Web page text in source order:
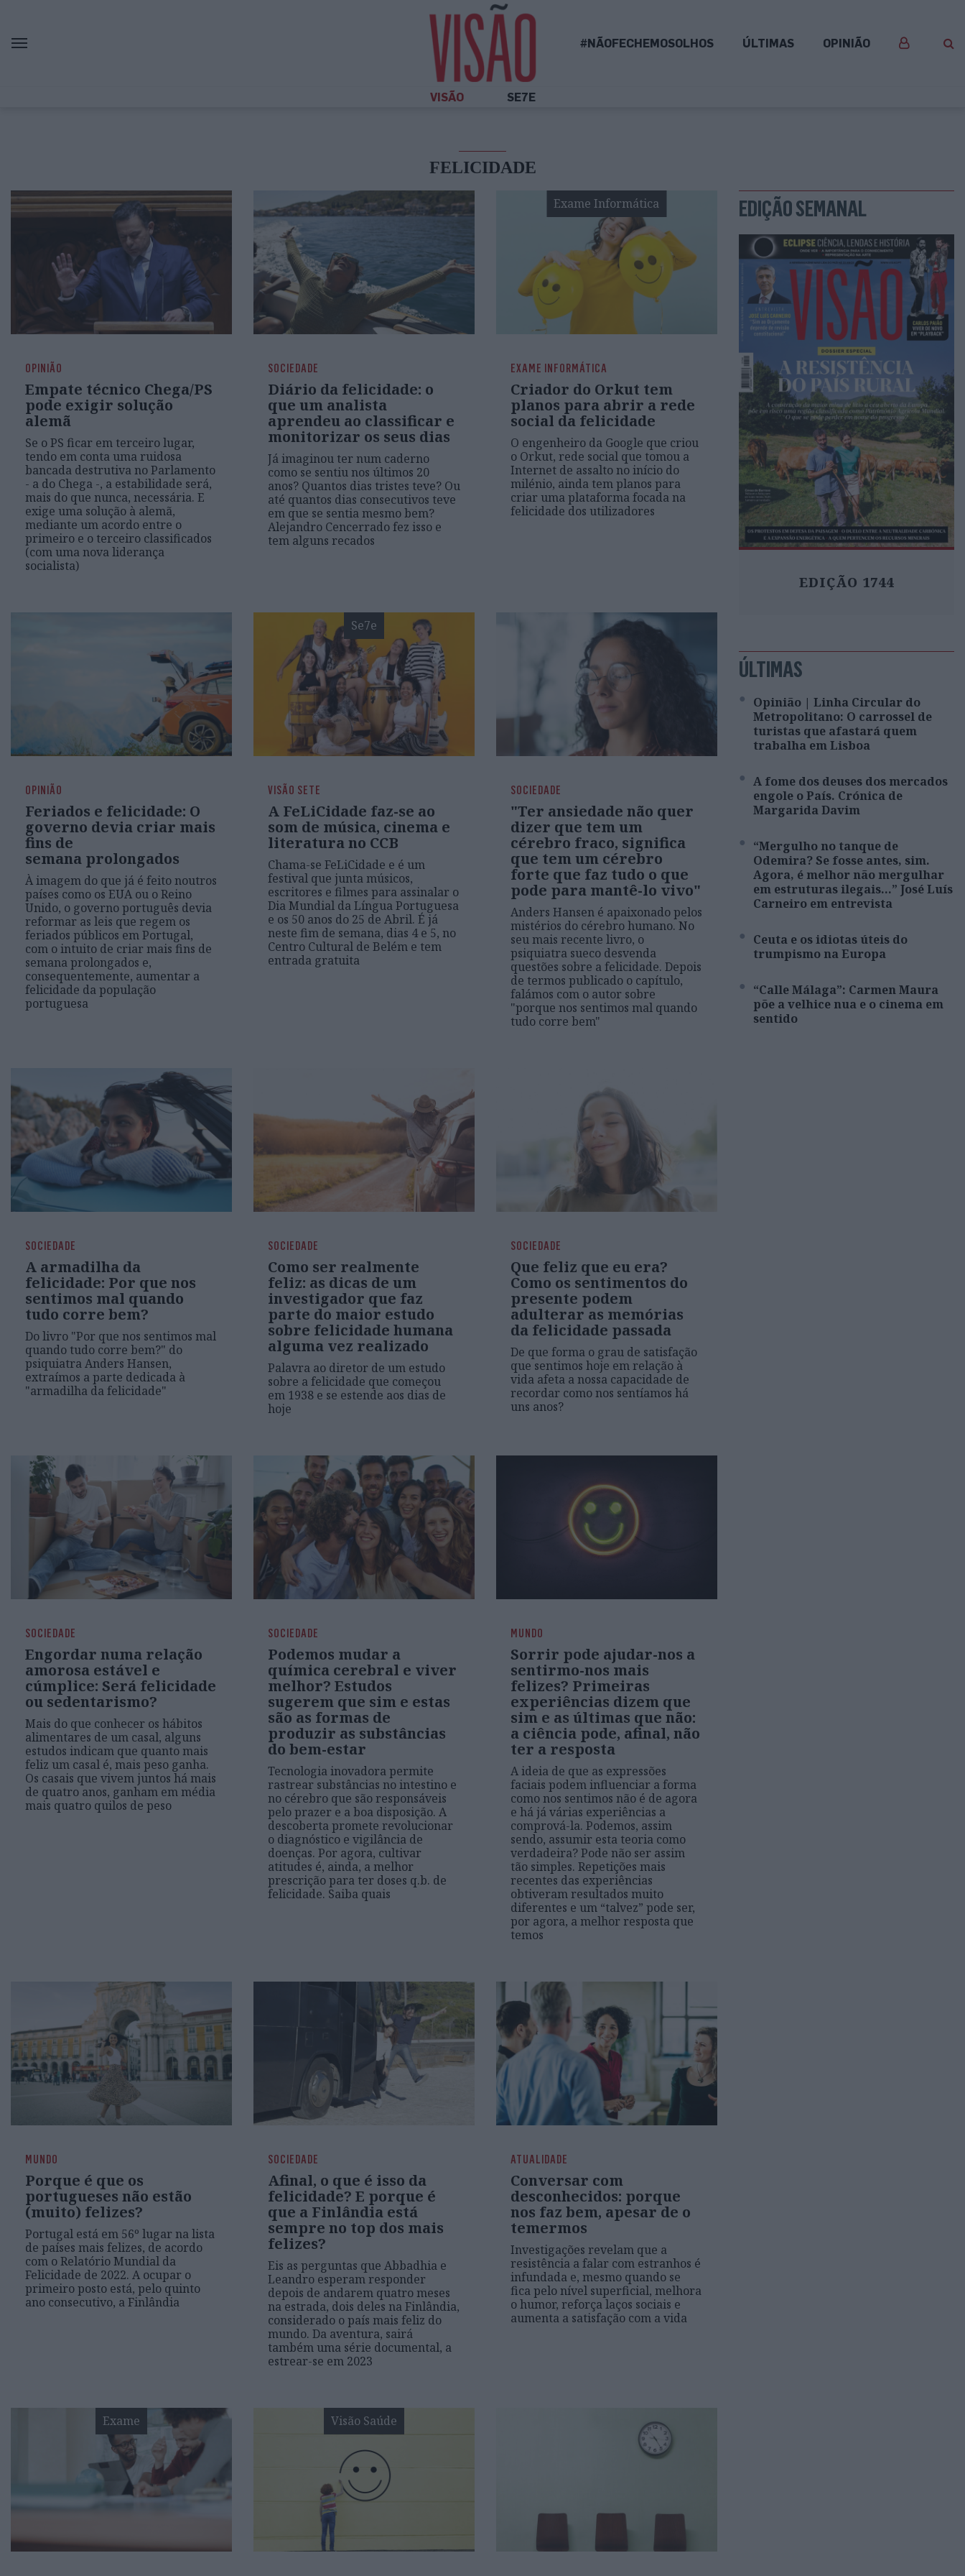
#NÃOFECHEMOSOLHOS ÚLTIMAS OPINIÃO
VISÃO SE7E
FELICIDADE
OPINIÃO
Empate técnico Chega/PS
pode exigir solução
alemã
Se o PS ficar em terceiro lugar,
tendo em conta uma ruidosa
bancada destrutiva no Parlamento
- a do Chega -, a estabilidade será,
mais do que nunca, necessária. E
exige uma solução à alemã,
mediante um acordo entre o
primeiro e o terceiro classificados
(com uma nova liderança
socialista)
SOCIEDADE
Diário da felicidade: o
que um analista
aprendeu ao classificar e
monitorizar os seus dias
Já imaginou ter num caderno
como se sentiu nos últimos 20
anos? Quantos dias tristes teve? Ou
até quantos dias consecutivos teve
em que se sentia mesmo bem?
Alejandro Cencerrado fez isso e
tem alguns recados
Exame Informática
EXAME INFORMÁTICA
Criador do Orkut tem
planos para abrir a rede
social da felicidade
O engenheiro da Google que criou
o Orkut, rede social que tomou a
Internet de assalto no início do
milénio, ainda tem planos para
criar uma plataforma focada na
felicidade dos utilizadores
OPINIÃO
Feriados e felicidade: O
governo devia criar mais
fins de
semana prolongados
À imagem do que já é feito noutros
países como os EUA ou o Reino
Unido, o governo português devia
reformar as leis que regem os
feriados públicos em Portugal,
com o intuito de criar mais fins de
semana prolongados e,
consequentemente, aumentar a
felicidade da população
portuguesa
Se7e
VISÃO SETE
A FeLiCidade faz-se ao
som de música, cinema e
literatura no CCB
Chama-se FeLiCidade e é um
festival que junta músicos,
escritores e filmes para assinalar o
Dia Mundial da Língua Portuguesa
e os 50 anos do 25 de Abril. É já
neste fim de semana, dias 4 e 5, no
Centro Cultural de Belém e tem
entrada gratuita
SOCIEDADE
"Ter ansiedade não quer
dizer que tem um
cérebro fraco, significa
que tem um cérebro
forte que faz tudo o que
pode para mantê-lo vivo"
Anders Hansen é apaixonado pelos
mistérios do cérebro humano. No
seu mais recente livro, o
psiquiatra sueco desvenda
questões sobre a felicidade. Depois
de termos publicado o capítulo,
falámos com o autor sobre
"porque nos sentimos mal quando
tudo corre bem"
SOCIEDADE
A armadilha da
felicidade: Por que nos
sentimos mal quando
tudo corre bem?
Do livro "Por que nos sentimos mal
quando tudo corre bem?" do
psiquiatra Anders Hansen,
extraímos a parte dedicada à
"armadilha da felicidade"
SOCIEDADE
Como ser realmente
feliz: as dicas de um
investigador que faz
parte do maior estudo
sobre felicidade humana
alguma vez realizado
Palavra ao diretor de um estudo
sobre a felicidade que começou
em 1938 e se estende aos dias de
hoje
SOCIEDADE
Que feliz que eu era?
Como os sentimentos do
presente podem
adulterar as memórias
da felicidade passada
De que forma o grau de satisfação
que sentimos hoje em relação à
vida afeta a nossa capacidade de
recordar como nos sentíamos há
uns anos?
SOCIEDADE
Engordar numa relação
amorosa estável e
cúmplice: Será felicidade
ou sedentarismo?
Mais do que conhecer os hábitos
alimentares de um casal, alguns
estudos indicam que quanto mais
feliz um casal é, mais peso ganha.
Os casais que vivem juntos há mais
de quatro anos, ganham em média
mais quatro quilos de peso
SOCIEDADE
Podemos mudar a
química cerebral e viver
melhor? Estudos
sugerem que sim e estas
são as formas de
produzir as substâncias
do bem-estar
Tecnologia inovadora permite
rastrear substâncias no intestino e
no cérebro que são responsáveis
pelo prazer e a boa disposição. A
descoberta promete revolucionar
o diagnóstico e vigilância de
doenças. Por agora, cultivar
atitudes é, ainda, a melhor
prescrição para ter doses q.b. de
felicidade. Saiba quais
MUNDO
Sorrir pode ajudar-nos a
sentirmo-nos mais
felizes? Primeiras
experiências dizem que
sim e as últimas que não:
a ciência pode, afinal, não
ter a resposta
A ideia de que as expressões
faciais podem influenciar a forma
como nos sentimos não é de agora
e há já várias experiências a
comprová-la. Podemos, assim
sendo, assumir esta teoria como
verdadeira? Pode não ser assim
tão simples. Repetições mais
recentes das experiências
obtiveram resultados muito
diferentes e um “talvez” pode ser,
por agora, a melhor resposta que
temos
MUNDO
Porque é que os
portugueses não estão
(muito) felizes?
Portugal está em 56º lugar na lista
de países mais felizes, de acordo
com o Relatório Mundial da
Felicidade de 2022. A ocupar o
primeiro posto está, pelo quinto
ano consecutivo, a Finlândia
SOCIEDADE
Afinal, o que é isso da
felicidade? E porque é
que a Finlândia está
sempre no top dos mais
felizes?
Eis as perguntas que Abbadhia e
Leandro esperam responder
depois de andarem quatro meses
na estrada, dois deles na Finlândia,
considerado o país mais feliz do
mundo. Da aventura, sairá
também uma série documental, a
estrear-se em 2023
ATUALIDADE
Conversar com
desconhecidos: porque
nos faz bem, apesar de o
temermos
Investigações revelam que a
resistência a falar com estranhos é
infundada e, mesmo quando se
fica pelo nível superficial, melhora
o humor, reforça laços sociais e
aumenta a satisfação com a vida
Exame Visão Saúde
EDIÇÃO SEMANAL
EDIÇÃO 1744
ÚLTIMAS
Opinião | Linha Circular do
Metropolitano: O carrossel de
turistas que afastará quem
trabalha em Lisboa
A fome dos deuses dos mercados
engole o País. Crónica de
Margarida Davim
“Mergulho no tanque de
Odemira? Se fosse antes, sim.
Agora, é melhor não mergulhar
em estruturas ilegais…” José Luís
Carneiro em entrevista
Ceuta e os idiotas úteis do
trumpismo na Europa
“Calle Málaga”: Carmen Maura
põe a velhice nua e o cinema em
sentido